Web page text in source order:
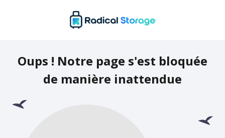
Oups ! Notre page s'est bloquée
de manière inattendue